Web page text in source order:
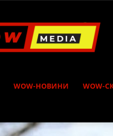
Media
WOW-НОВИНИ WOW-